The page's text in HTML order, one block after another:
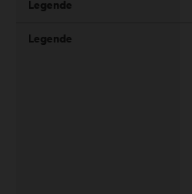
Legende
Legende